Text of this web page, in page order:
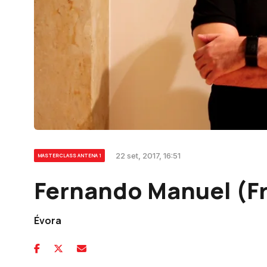
MASTERCLASS ANTENA 1 22 set, 2017, 16:51
Fernando Manuel
Évora